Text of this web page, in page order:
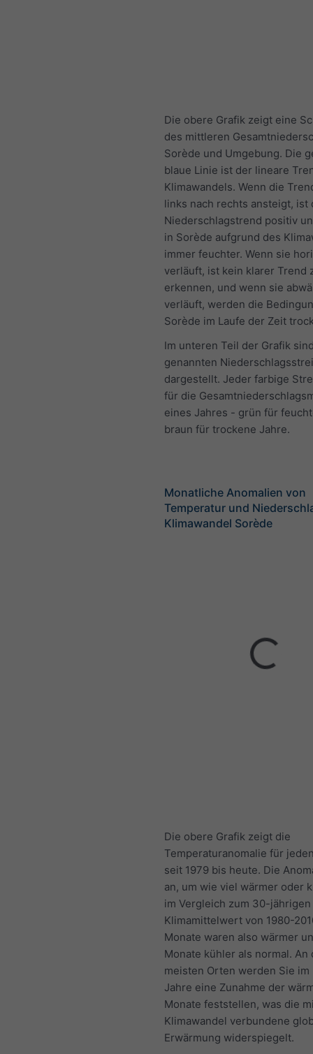
Die obere Grafik zeigt eine
des mittleren
Sorède und Umgebung. Die
blaue Linie ist der lineare
Klimawandels. Wenn die
links nach rechts ansteigt, ist
Niederschlagstrend positiv
in Sorède aufgrund des
immer feuchter. Wenn sie
verläuft, ist kein klarer Trend
erkennen, und wenn sie
verläuft, werden die
Sorède im Laufe der Zeit
Im unteren Teil der Grafik
genannten
dargestellt. Jeder farbige
für die
eines Jahres - grün für
braun für trockene Jahre.
Monatliche Anomalien von
Temperatur und
Klimawandel Sorède
Die obere Grafik zeigt die
Temperaturanomalie für
seit 1979 bis heute. Die
an, um wie viel wärmer oder
im Vergleich zum 30-jährigen
Klimamittelwert von 1980-
Monate waren also wärmer
Monate kühler als normal. An
meisten Orten werden Sie im
Jahre eine Zunahme der
Monate feststellen, was die
Klimawandel verbundene
Erwärmung widerspiegelt.